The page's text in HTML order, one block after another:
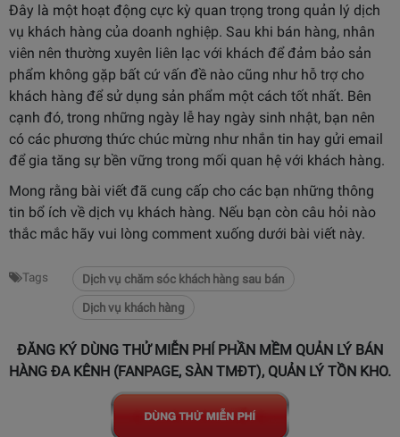
Đây là một hoạt động cực kỳ quan trọng trong quản lý dịch
vụ khách hàng của doanh nghiệp. Sau khi bán hàng, nhân
viên nên thường xuyên liên lạc với khách để đảm bảo sản
phẩm không gặp bất cứ vấn đề nào cũng như hỗ trợ cho
khách hàng để sử dụng sản phẩm một cách tốt nhất. Bên
cạnh đó, trong những ngày lễ hay ngày sinh nhật, bạn nên
có các phương thức chúc mừng như nhắn tin hay gửi email
để gia tăng sự bền vững trong mối quan hệ với khách hàng.
Mong rằng bài viết đã cung cấp cho các bạn những thông
tin bổ ích về dịch vụ khách hàng. Nếu bạn còn câu hỏi nào
thắc mắc hãy vui lòng comment xuống dưới bài viết này.
Tags
Dịch vụ chăm sóc khách hàng sau bán
Dịch vụ khách hàng
ĐĂNG KÝ DÙNG THỬ MIỄN PHÍ PHẦN MỀM QUẢN LÝ BÁN
HÀNG ĐA KÊNH (FANPAGE, SÀN TMĐT), QUẢN LÝ TỒN KHO.